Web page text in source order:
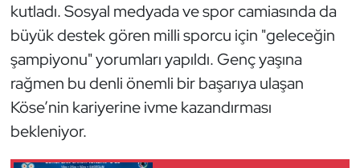
kutladı. Sosyal medyada ve spor camiasında da
büyük destek gören milli sporcu için "geleceğin
şampiyonu" yorumları yapıldı. Genç yaşına
rağmen bu denli önemli bir başarıya ulaşan
Köse’nin kariyerine ivme kazandırması
bekleniyor.
Kempo
Kick Boks
Kürek
Masa Tenisi